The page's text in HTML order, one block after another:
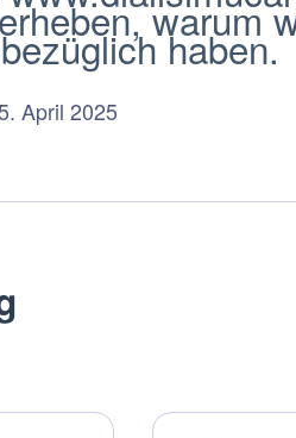
warum
haben.
April 2025